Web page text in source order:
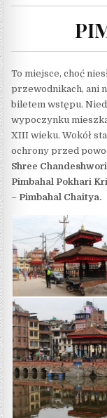
To miejsce, choć
przewodnikach, ani
biletem wstępu.
wypoczynku
XIII wieku. Wokół
ochrony przed
Shree
Pimbahal Pokhari
– Pimbahal Chaitya.